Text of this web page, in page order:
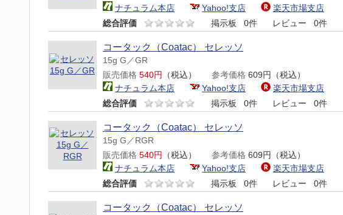
ナチュラム本店
Yahoo!支店
楽天市場支店
総合評価
掲示板 0件 レビュー 0件
コータック（Coatac） セレッソ
15g G／GR
販売価格 540円 （税込） 参考価格 609円（税込）
ナチュラム本店
Yahoo!支店
楽天市場支店
総合評価
掲示板 0件 レビュー 0件
コータック（Coatac） セレッソ
15g G／RGR
販売価格 540円 （税込） 参考価格 609円（税込）
ナチュラム本店
Yahoo!支店
楽天市場支店
総合評価
掲示板 0件 レビュー 0件
コータック（Coatac） セレッソ